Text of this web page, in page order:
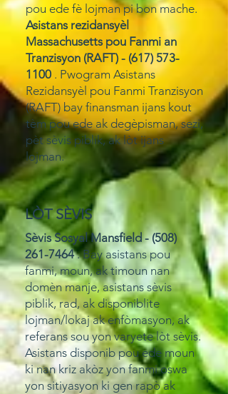
pou ede fè lojman pi bon mache.
Asistans rezidansyèl
Massachusetts pou Fanmi an
Tranzisyon (RAFT) - (617) 573-
1100 . Pwogram Asistans
Rezidansyèl pou Fanmi Tranzisyon
(RAFT) bay finansman ijans kout
tèm pou ede ak degèpisman, sezi,
pèt sèvis piblik, ak lòt ijans
lojman.
LÒT SÈVIS
Sèvis Sosyal Mansfield -(508)
261-7464. Bay asistans pou
fanmi, moun, ak timoun nan
domèn manje, asistans sèvis
piblik, rad, ak disponiblite
lojman/lokaj ak enfòmasyon, ak
referans sou yon varyete lòt sèvis.
Asistans disponib pou ede moun
ki nan kriz akòz yon fanmi oswa
yon sitiyasyon ki gen rapò ak